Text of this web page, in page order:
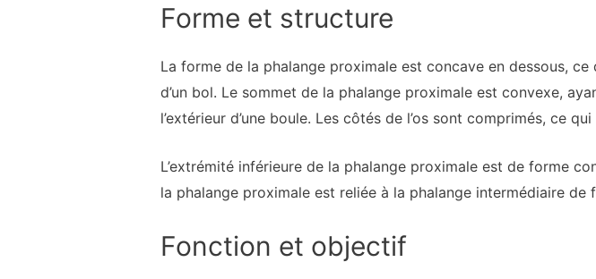
Forme et structure
La forme de la phalange proximale est concave en dessous, ce
d’un bol. Le sommet de la phalange proximale est convexe,
l’extérieur d’une boule. Les côtés de l’os sont comprimés, ce
L’extrémité inférieure de la phalange proximale est de forme
la phalange proximale est reliée à la phalange intermédiaire
Fonction et objectif